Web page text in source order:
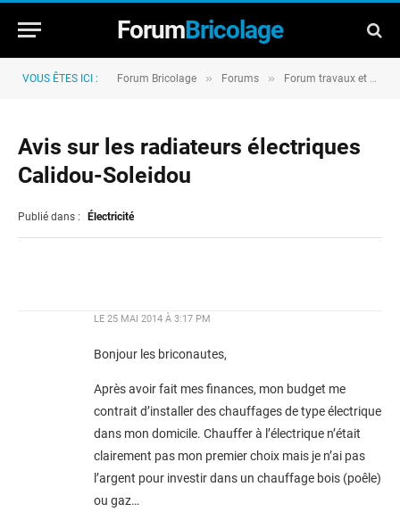
ForumBricolage
VOUS ÊTES ICI : Forum Bricolage » Forums » Forum travaux et rénovation
Avis sur les radiateurs électriques
Calidou-Soleidou
Publié dans : Électricité
LE 25 MAI 2014 À 3:17 PM
Bonjour les briconautes,
Après avoir fait mes finances, mon budget me
contrait d’installer des chauffages de type électrique
dans mon domicile. Chauffer à l’électrique n’était
clairement pas mon premier choix mais je n’ai pas
l’argent pour investir dans un chauffage bois (poêle)
ou gaz…